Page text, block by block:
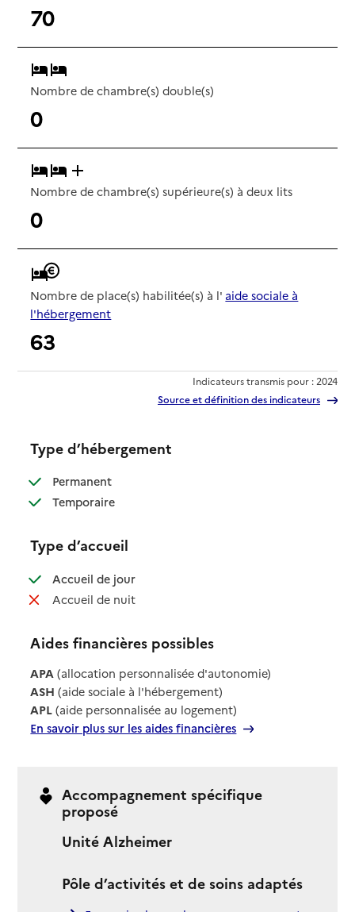
70
Nombre de chambre(s) double(s)
0
Nombre de chambre(s) supérieure(s) à deux lits
0
Nombre de place(s) habilitée(s) à l' aide sociale à
l'hébergement
63
Indicateurs transmis pour : 2024
Source et définition des indicateurs
Type d’hébergement
Permanent: disponible
Temporaire: disponible
Type d’accueil
Accueil de jour: disponible
Accueil de nuit: non disponible
Aides financières possibles
APA (allocation personnalisée d'autonomie)
ASH (aide sociale à l'hébergement)
APL (aide personnalisée au logement)
En savoir plus sur les aides financières
Accompagnement spécifique
proposé
Unité Alzheimer
Pôle d’activités et de soins adaptés